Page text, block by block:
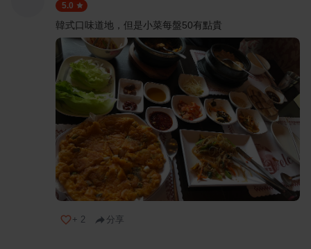
5.0
韓式口味道地，但是小菜每盤50有點貴
+ 2 分享